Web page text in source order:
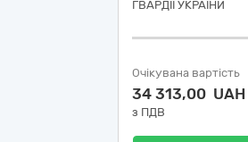
ГВАРДІЇ УКРАЇНИ
Очікувана вартість
34 313,00 UAH
з ПДВ